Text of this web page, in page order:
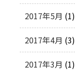
2017年5月 (1)
2017年4月 (3)
2017年3月 (1)